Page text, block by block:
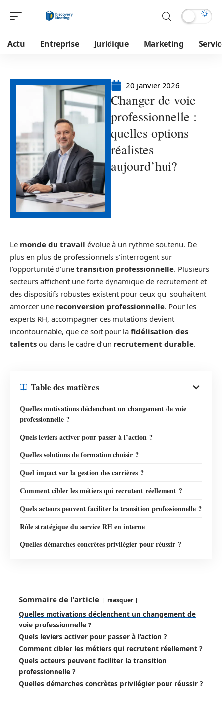
Actu Entreprise Juridique Marketing
20 janvier 2026
Changer de voie
professionnelle :
quelles options
réalistes
aujourd’hui?
Le monde du travail évolue à un rythme soutenu. De
plus en plus de professionnels s’interrogent sur
l’opportunité d’une transition professionnelle. Plusieurs
secteurs affichent une forte dynamique de recrutement et
des dispositifs robustes existent pour ceux qui souhaitent
amorcer une reconversion professionnelle. Pour les
experts RH, accompagner ces mutations devient
incontournable, que ce soit pour la fidélisation des
talents ou dans le cadre d’un recrutement durable.
Table des matières
Quelles motivations déclenchent un changement de voie
professionnelle ?
Quels leviers activer pour passer à l’action ?
Quelles solutions de formation choisir ?
Quel impact sur la gestion des carrières ?
Comment cibler les métiers qui recrutent réellement ?
Quels acteurs peuvent faciliter la transition professionnelle ?
Rôle stratégique du service RH en interne
Quelles démarches concrètes privilégier pour réussir ?
Sommaire de l'article masquer
Quelles motivations déclenchent un changement de
voie professionnelle ?
Quels leviers activer pour passer à l’action ?
Comment cibler les métiers qui recrutent réellement ?
Quels acteurs peuvent faciliter la transition
professionnelle ?
Quelles démarches concrètes privilégier pour réussir ?